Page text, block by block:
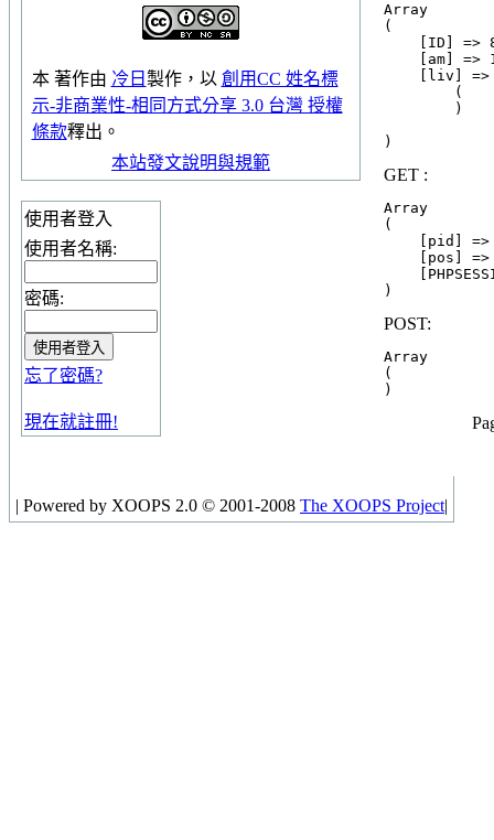
本 著作由 冷日 製作，以 創用CC 姓名標
示-非商業性-相同方式分享 3.0 台灣 授權
條款釋出。
本站發文說明與規範
使用者登入
使用者名稱:
密碼:
忘了密碼?
現在就註冊!
Array
(
[ID] =>
[am] =>
[liv] =>
        (
        )
GET :
Array
(
[pid] =>
[pos] =>
POST:
Array
(
| Powered by XOOPS 2.0 © 2001-2008 The XOOPS Project|